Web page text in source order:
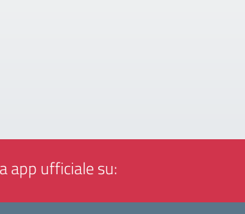
app ufficiale su: